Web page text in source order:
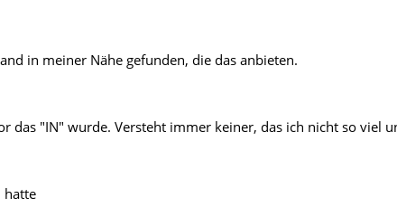
in meiner Nähe gefunden, die das anbieten.
das "IN" wurde. Versteht immer keiner, das ich nicht so viel
hatte